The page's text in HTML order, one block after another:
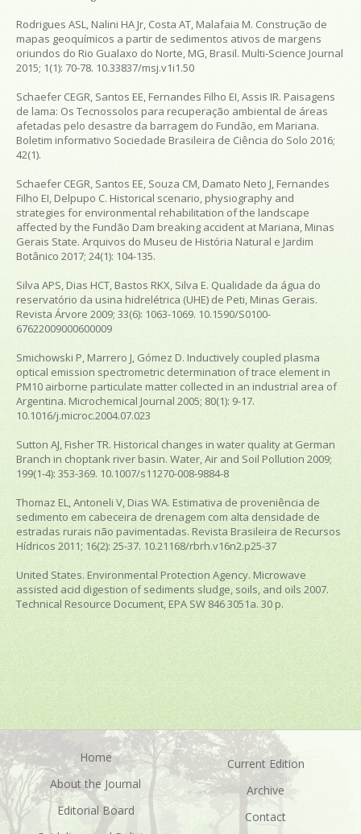
Rodrigues ASL, Nalini HA Jr, Costa AT, Malafaia M. Construção de
mapas geoquímicos a partir de sedimentos ativos de margens
oriundos do Rio Gualaxo do Norte, MG, Brasil. Multi-Science Journal
2015; 1(1): 70-78. 10.33837/msj.v1i1.50
Schaefer CEGR, Santos EE, Fernandes Filho EI, Assis IR. Paisagens
de lama: Os Tecnossolos para recuperação ambiental de áreas
afetadas pelo desastre da barragem do Fundão, em Mariana.
Boletim informativo Sociedade Brasileira de Ciência do Solo 2016;
42(1).
Schaefer CEGR, Santos EE, Souza CM, Damato Neto J, Fernandes
Filho EI, Delpupo C. Historical scenario, physiography and
strategies for environmental rehabilitation of the landscape
affected by the Fundão Dam breaking accident at Mariana, Minas
Gerais State. Arquivos do Museu de História Natural e Jardim
Botânico 2017; 24(1): 104-135.
Silva APS, Dias HCT, Bastos RKX, Silva E. Qualidade da água do
reservatório da usina hidrelétrica (UHE) de Peti, Minas Gerais.
Revista Árvore 2009; 33(6): 1063-1069. 10.1590/S0100-
67622009000600009
Smichowski P, Marrero J, Gómez D. Inductively coupled plasma
optical emission spectrometric determination of trace element in
PM10 airborne particulate matter collected in an industrial area of
Argentina. Microchemical Journal 2005; 80(1): 9-17.
10.1016/j.microc.2004.07.023
Sutton AJ, Fisher TR. Historical changes in water quality at German
Branch in choptank river basin. Water, Air and Soil Pollution 2009;
199(1-4): 353-369. 10.1007/s11270-008-9884-8
Thomaz EL, Antoneli V, Dias WA. Estimativa de proveniência de
sedimento em cabeceira de drenagem com alta densidade de
estradas rurais não pavimentadas. Revista Brasileira de Recursos
Hídricos 2011; 16(2): 25-37. 10.21168/rbrh.v16n2.p25-37
United States. Environmental Protection Agency. Microwave
assisted acid digestion of sediments sludge, soils, and oils 2007.
Technical Resource Document, EPA SW 846 3051a. 30 p.
Home
About the Journal
Editorial Board
Current Edition
Archive
Contact